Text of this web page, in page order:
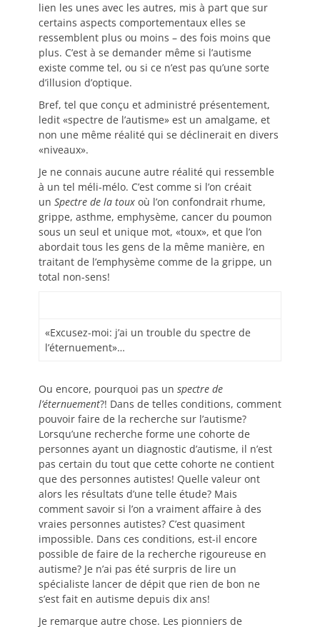
lien les unes avec les autres, mis à part que sur
certains aspects comportementaux elles se
ressemblent plus ou moins – des fois moins que
plus. C’est à se demander même si l’autisme
existe comme tel, ou si ce n’est pas qu’une sorte
d’illusion d’optique.
Bref, tel que conçu et administré présentement,
ledit «spectre de l’autisme» est un amalgame, et
non une même réalité qui se déclinerait en divers
«niveaux».
Je ne connais aucune autre réalité qui ressemble
à un tel méli-mélo. C’est comme si l’on créait
un Spectre de la toux où l’on confondrait rhume,
grippe, asthme, emphysème, cancer du poumon
sous un seul et unique mot, «toux», et que l’on
abordait tous les gens de la même manière, en
traitant de l’emphysème comme de la grippe, un
total non-sens!
«Excusez-moi: j’ai un trouble du spectre de
l’éternuement»…
Ou encore, pourquoi pas un spectre de
l’éternuement?! Dans de telles conditions, comment
pouvoir faire de la recherche sur l’autisme?
Lorsqu’une recherche forme une cohorte de
personnes ayant un diagnostic d’autisme, il n’est
pas certain du tout que cette cohorte ne contient
que des personnes autistes! Quelle valeur ont
alors les résultats d’une telle étude? Mais
comment savoir si l’on a vraiment affaire à des
vraies personnes autistes? C’est quasiment
impossible. Dans ces conditions, est-il encore
possible de faire de la recherche rigoureuse en
autisme? Je n’ai pas été surpris de lire un
spécialiste lancer de dépit que rien de bon ne
s’est fait en autisme depuis dix ans!
Je remarque autre chose. Les pionniers de